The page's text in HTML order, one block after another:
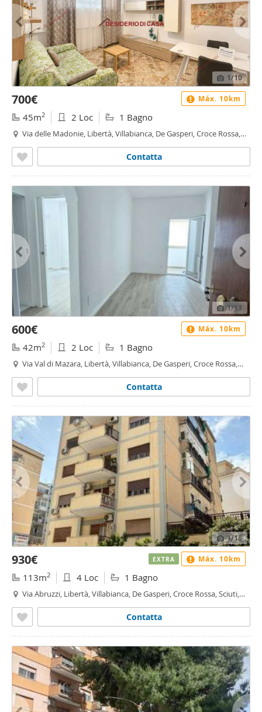
1/10
700€
45m2 2 Loc 1 Bagno
Via delle Madonie, Libertà, Villabianca, De Gasperi, Croce Rossa,
Contatta
Máx. 10km
1/13
600€
42m2 2 Loc 1 Bagno
Via Val di Mazara, Libertà, Villabianca, De Gasperi, Croce Rossa,
Contatta
Máx. 10km
1/18
930€
113m2 4 Loc 1 Bagno
Via Abruzzi, Libertà, Villabianca, De Gasperi, Croce Rossa, Sciuti,
Contatta
EXTRA Máx. 10km